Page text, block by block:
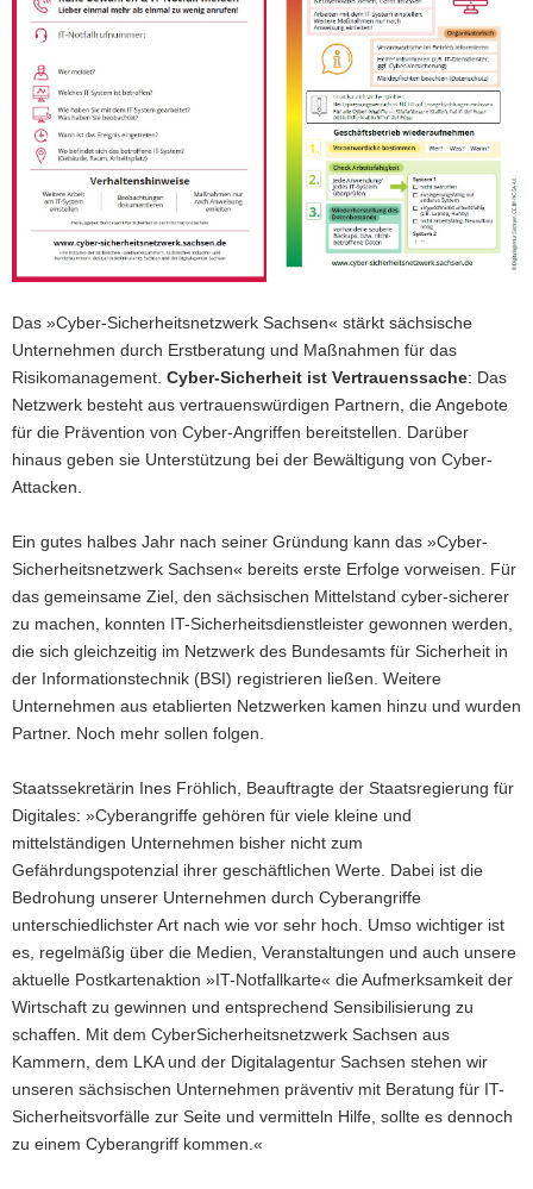
Das »Cyber-Sicherheitsnetzwerk Sachsen« stärkt sächsische
Unternehmen durch Erstberatung und Maßnahmen für das
Risikomanagement. Cyber-Sicherheit ist Vertrauenssache: Das
Netzwerk besteht aus vertrauenswürdigen Partnern, die Angebote
für die Prävention von Cyber-Angriffen bereitstellen. Darüber
hinaus geben sie Unterstützung bei der Bewältigung von Cyber-
Attacken.
Ein gutes halbes Jahr nach seiner Gründung kann das »Cyber-
Sicherheitsnetzwerk Sachsen« bereits erste Erfolge vorweisen. Für
das gemeinsame Ziel, den sächsischen Mittelstand cyber-sicherer
zu machen, konnten IT-Sicherheitsdienstleister gewonnen werden,
die sich gleichzeitig im Netzwerk des Bundesamts für Sicherheit in
der Informationstechnik (BSI) registrieren ließen. Weitere
Unternehmen aus etablierten Netzwerken kamen hinzu und wurden
Partner. Noch mehr sollen folgen.
Staatssekretärin Ines Fröhlich, Beauftragte der Staatsregierung für
Digitales: »Cyberangriffe gehören für viele kleine und
mittelständigen Unternehmen bisher nicht zum
Gefährdungspotenzial ihrer geschäftlichen Werte. Dabei ist die
Bedrohung unserer Unternehmen durch Cyberangriffe
unterschiedlichster Art nach wie vor sehr hoch. Umso wichtiger ist
es, regelmäßig über die Medien, Veranstaltungen und auch unsere
aktuelle Postkartenaktion »IT-Notfallkarte« die Aufmerksamkeit der
Wirtschaft zu gewinnen und entsprechend Sensibilisierung zu
schaffen. Mit dem CyberSicherheitsnetzwerk Sachsen aus
Kammern, dem LKA und der Digitalagentur Sachsen stehen wir
unseren sächsischen Unternehmen präventiv mit Beratung für IT-
Sicherheitsvorfälle zur Seite und vermitteln Hilfe, sollte es dennoch
zu einem Cyberangriff kommen.«